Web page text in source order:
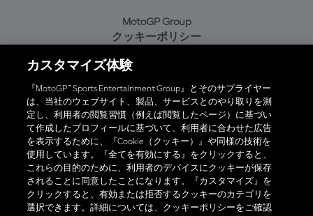
MotoGP Group
クッキーポリシー
プライバシーポリシー
購入ポリシー
オフィシャルアプリ
© 2026 MotoGP Sports Entertainment Group. 全著作権所有。全ての
カスタマイズ体験
『MotoGP™ Sports Entertainment Group』とそのサプライヤー
は、当社のウェブサイト、製品、サービスとのやり取りを測
定し、利用者の閲覧習慣（例えば閲覧したページ）に基づい
て作成したプロフィールに基づいて、利用者に合わせた広告
を表示するために、『Cookie（クッキー）』や同様の技術を
使用しています。『全てを有効にする』をクリックすると、
これらの目的のために、利用者のデバイスにクッキーが保存
されることに同意したことになります。『カスタマイズ』を
クリックすると、有効または拒否するクッキーのカテゴリを
選択できます。詳細については、クッキーポリシーをご確認